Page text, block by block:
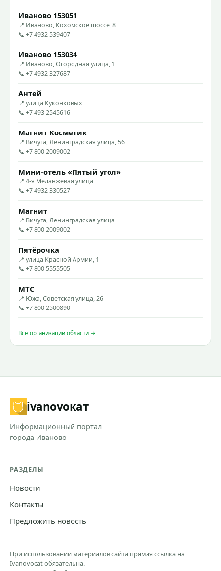
Иваново 153051
📍 Иваново, Кохомское шоссе, 8
📞 +7 4932 539407
Иваново 153034
📍 Иваново, Огородная улица, 1
📞 +7 4932 327687
Антей
📍 улица Куконковых
📞 +7 493 2545616
Магнит Косметик
📍 Вичуга, Ленинградская улица, 56
📞 +7 800 2009002
Мини-отель «Пятый угол»
📍 4-я Меланжевая улица
📞 +7 4932 330527
Магнит
📍 Вичуга, Ленинградская улица
📞 +7 800 2009002
Пятёрочка
📍 улица Красной Армии, 1
📞 +7 800 5555505
МТС
📍 Южа, Советская улица, 26
📞 +7 800 2500890
Все организации области →
ivanovoкат
Информационный портал
города Иваново
РАЗДЕЛЫ
Новости
Контакты
Предложить новость
При использовании материалов сайта прямая ссылка на
Ivanovocat обязательна.